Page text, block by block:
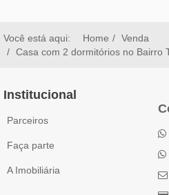
Você está aqui: Home
Venda
Casa com 2 dormitórios no Bairro
Institucional
Parceiros
Faça parte
A Imobiliária